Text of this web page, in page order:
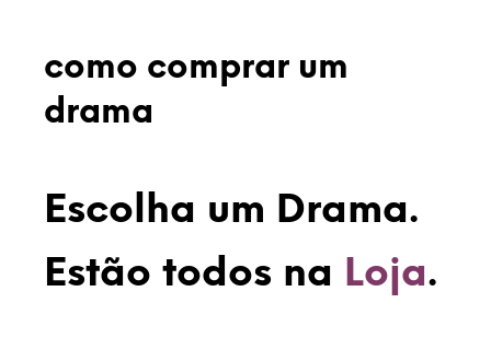
como comprar um
drama
Escolha um Drama.
Estão todos na Loja.